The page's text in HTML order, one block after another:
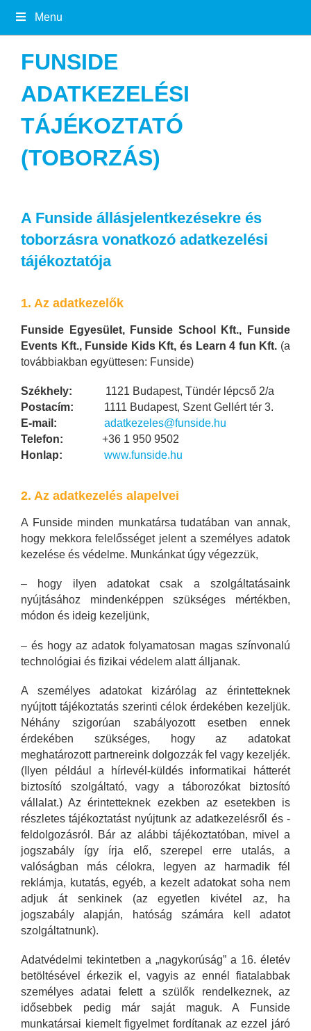
Menu
FUNSIDE
ADATKEZELÉSI
TÁJÉKOZTATÓ
(TOBORZÁS)
A Funside állásjelentkezésekre és
toborzásra vonatkozó adatkezelési
tájékoztatója
1. Az adatkezelők
Funside Egyesület, Funside School Kft., Funside
Events Kft., Funside Kids Kft, és Learn 4 fun Kft. (a
továbbiakban együttesen: Funside)
Székhely: 1121 Budapest, Tündér lépcső 2/a
Postacím: 1111 Budapest, Szent Gellért tér 3.
E-mail:
adatkezeles@funside.hu
Telefon: +36 1 950 9502
Honlap:
www.funside.hu
2. Az adatkezelés alapelvei
A Funside minden munkatársa tudatában van annak,
hogy mekkora felelősséget jelent a személyes adatok
kezelése és védelme. Munkánkat úgy végezzük,
– hogy ilyen adatokat csak a szolgáltatásaink
nyújtásához mindenképpen szükséges mértékben,
módon és ideig kezeljünk,
– és hogy az adatok folyamatosan magas színvonalú
technológiai és fizikai védelem alatt álljanak.
A személyes adatokat kizárólag az érintetteknek
nyújtott tájékoztatás szerinti célok érdekében kezeljük.
Néhány szigorúan szabályozott esetben ennek
érdekében szükséges, hogy az adatokat
meghatározott partnereink dolgozzák fel vagy kezeljék.
(Ilyen például a hírlevél-küldés informatikai hátterét
biztosító szolgáltató, vagy a táborozókat biztosító
vállalat.) Az érintetteknek ezekben az esetekben is
részletes tájékoztatást nyújtunk az adatkezelésről és -
feldolgozásról. Bár az alábbi tájékoztatóban, mivel a
jogszabály így írja elő, szerepel erre utalás, a
valóságban más célokra, legyen az harmadik fél
reklámja, kutatás, egyéb, a kezelt adatokat soha nem
adjuk át senkinek (az egyetlen kivétel az, ha
jogszabály alapján, hatóság számára kell adatot
szolgáltatnunk).
Adatvédelmi tekintetben a „nagykorúság” a 16. életév
betöltésével érkezik el, vagyis az ennél fiatalabbak
személyes adatai felett a szülők rendelkeznek, az
idősebbek pedig már saját maguk. A Funside
munkatársai kiemelt figyelmet fordítanak az ezzel járó